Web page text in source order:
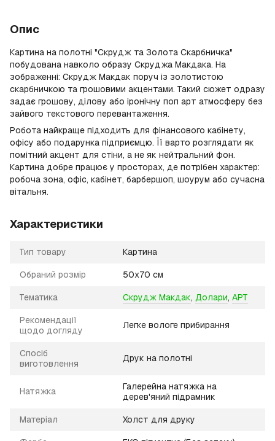
Опис
Картина на полотні "Скрудж та Золота Скарбничка"
побудована навколо образу Скруджа Макдака. На
зображенні: Скрудж Макдак поруч із золотистою
скарбничкою та грошовими акцентами. Такий сюжет одразу
задає грошову, ділову або іронічну поп арт атмосферу без
зайвого текстового перевантаження.
Робота найкраще підходить для фінансового кабінету,
офісу або подарунка підприємцю. Її варто розглядати як
помітний акцент для стіни, а не як нейтральний фон.
Картина добре працює у просторах, де потрібен характер:
робоча зона, офіс, кабінет, барбершоп, шоурум або сучасна
вітальня.
Характеристики
Тип товару Картина
Обраний розмір 50х70 см
Тематика Скрудж Макдак, Долари, АРТ
Рекомендації
щодо догляду
Легке вологе прибирання
Спосіб
виготовлення
Друк на полотні
Натяжка
Галерейна натяжка на
дерев'яний підрамник
Матеріал Холст для друку